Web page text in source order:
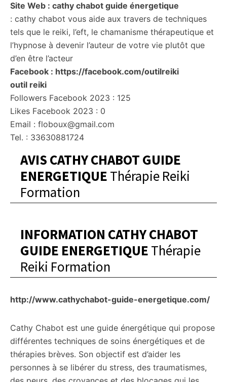
Site Web : cathy chabot guide énergetique
: cathy chabot vous aide aux travers de techniques
tels que le reiki, l’eft, le chamanisme thérapeutique et
l’hypnose à devenir l’auteur de votre vie plutôt que
d’en être l’acteur
Facebook : https://facebook.com/outilreiki
outil reiki
Followers Facebook 2023 : 125
Likes Facebook 2023 : 0
Email : floboux@gmail.com
Tel. : 33630881724
AVIS CATHY CHABOT GUIDE
ENERGETIQUE Thérapie Reiki
Formation
INFORMATION CATHY CHABOT
GUIDE ENERGETIQUE Thérapie
Reiki Formation
http://www.cathychabot-guide-energetique.com/
Cathy Chabot est une guide énergétique qui propose
différentes techniques de soins énergétiques et de
thérapies brèves. Son objectif est d’aider les
personnes à se libérer du stress, des traumatismes,